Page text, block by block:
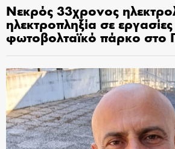
Νεκρός 33χρονος
ηλεκτροπληξία σε
φωτοβολταϊκό πάρκο